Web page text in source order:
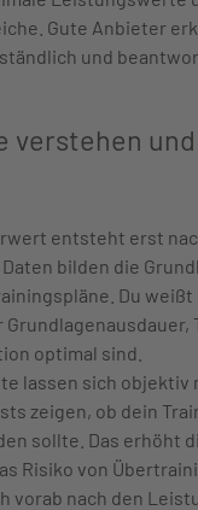
Gute Anbieter
und
verstehen
entsteht erst
bilden die
Du weißt
optimal sind.
lassen sich objektiv
zeigen, ob dein
sollte. Das erhöht
Risiko von
vorab nach den